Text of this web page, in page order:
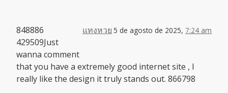
แทงหวย 5 de agosto de 2025, 7:24 am
848886
429509Just
wanna comment
that you have a extremely good internet site , I
really like the design it truly stands out. 866798